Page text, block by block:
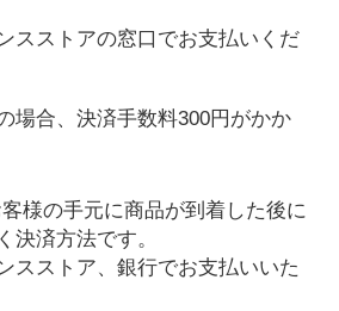
スストアの窓口でお支払いくだ
場合、決済手数料300円がかか
様の手元に商品が到着した後に
決済方法です。
スストア、銀行でお支払いいた